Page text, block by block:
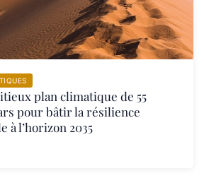
plan climatique de 55
pour bâtir la résilience
à l’horizon 2035